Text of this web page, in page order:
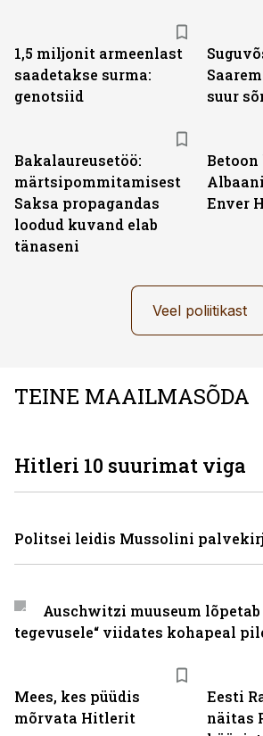
1,5 miljonit armeenlast
saadetakse surma:
genotsiid
suur
Bakalaureusetöö:
märtsipommitamisest
Saksa propagandas
loodud kuvand elab
tänaseni
Betoon
Enver
Veel poliitikast
TEINE MAAILMASÕDA
Mees, kes püüdis
mõrvata Hitlerit
Eesti
näitas
Hitleri 10 suurimat viga
Politsei leidis Mussolini
Auschwitzi muuseum lõpetab
tegevusele“ viidates kohapeal